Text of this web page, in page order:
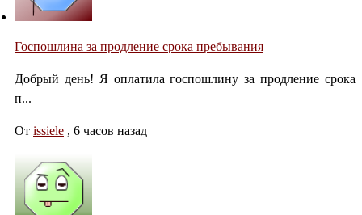
Госпошлина за продление срока пребывания
Добрый день! Я оплатила госпошлину за продление срока
п...
От issiele , 6 часов назад